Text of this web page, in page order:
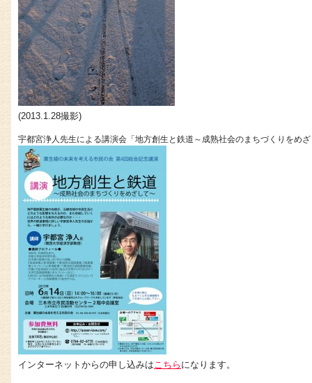
(2013.1.28撮影)
宇都宮浄人先生による講演会「地方創生と鉄道～成熟社会のまちづくりをめ
インターネットからの申し込みはこちら になります。